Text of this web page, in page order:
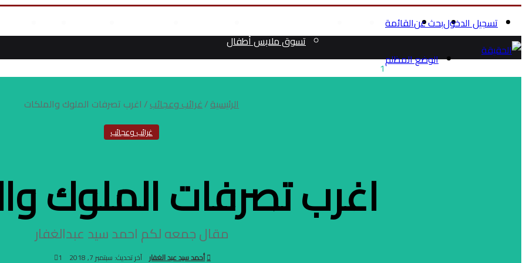
القائمةبحث عنتسجيل الدخول
الوضع المظلم
تسوق ملابس أطفال
الرئيسية/غرائب وعجائب/اغرب تصرفات الملوك والملكات
غرائب وعجائب
اغرب تصرفات الملوك
مقال جمعه لكم احمد سيد عبدالغفار
أحمد سيد عبد الغفار آخر تحديث: سبتمبر 7, 2018 1
1